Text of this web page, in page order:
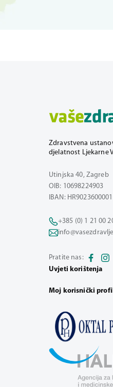
Zdravstvena
djelatnost Ljekarne
Utinjska 40, Zagreb
OIB: 10698224903
IBAN:
+385 (0) 1 21 00
Pratite nas:
Uvjeti korištenja
Moj korisnički